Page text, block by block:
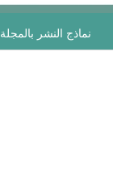
نماذج النشر بالمجلة